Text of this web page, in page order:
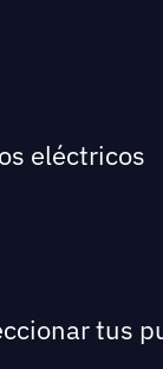
eléctricos
tus